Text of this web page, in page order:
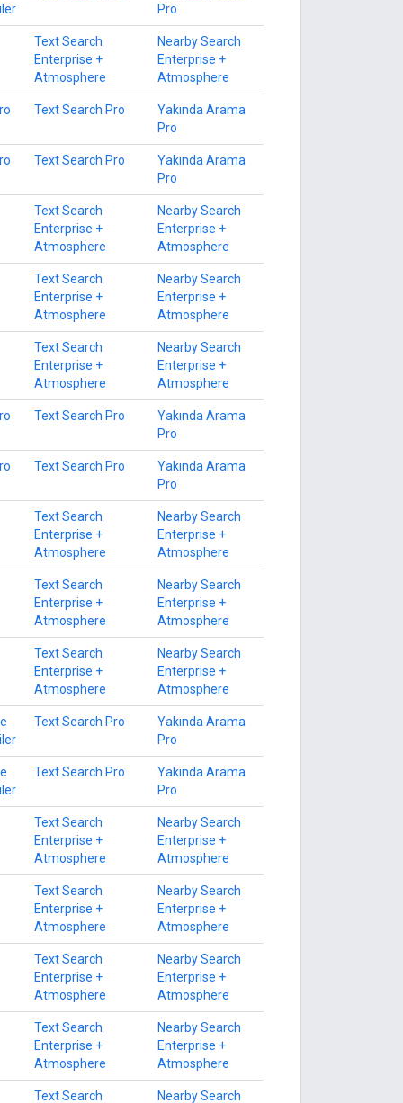
Pro
Text Search
Enterprise +
Atmosphere
Nearby Search
Enterprise +
Atmosphere
Text Search Pro
Yakında Arama
Pro
Text Search Pro
Yakında Arama
Pro
Text Search
Enterprise +
Atmosphere
Nearby Search
Enterprise +
Atmosphere
Text Search
Enterprise +
Atmosphere
Nearby Search
Enterprise +
Atmosphere
Text Search
Enterprise +
Atmosphere
Nearby Search
Enterprise +
Atmosphere
Text Search Pro
Yakında Arama
Pro
Text Search Pro
Yakında Arama
Pro
Text Search
Enterprise +
Atmosphere
Nearby Search
Enterprise +
Atmosphere
Text Search
Enterprise +
Atmosphere
Nearby Search
Enterprise +
Atmosphere
Text Search
Enterprise +
Atmosphere
Nearby Search
Enterprise +
Atmosphere
Text Search Pro
Yakında Arama
Pro
Text Search Pro
Yakında Arama
Pro
Text Search
Enterprise +
Atmosphere
Nearby Search
Enterprise +
Atmosphere
Text Search
Enterprise +
Atmosphere
Nearby Search
Enterprise +
Atmosphere
Text Search
Enterprise +
Atmosphere
Nearby Search
Enterprise +
Atmosphere
Text Search
Enterprise +
Atmosphere
Nearby Search
Enterprise +
Atmosphere
Text Search Nearby Search